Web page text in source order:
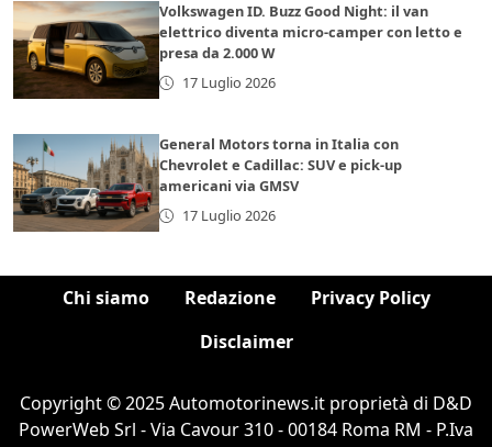
Volkswagen ID. Buzz Good Night: il van
elettrico diventa micro-camper con letto e
presa da 2.000 W
17 Luglio 2026
General Motors torna in Italia con
Chevrolet e Cadillac: SUV e pick-up
americani via GMSV
17 Luglio 2026
Chi siamo Redazione
Privacy Policy
Disclaimer
Copyright © 2025 Automotorinews.it proprietà di D&D
PowerWeb Srl - Via Cavour 310 - 00184 Roma RM - P.Iva